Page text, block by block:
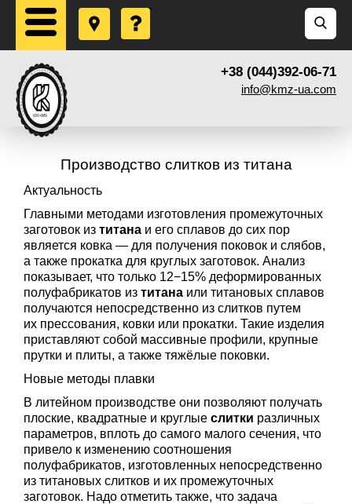
+38 (044)392-06-71
info@kmz-ua.com
Производство слитков из титана
Актуальность
Главными методами изготовления промежуточных
заготовок из титана и его сплавов до сих пор
является ковка — для получения поковок и слябов,
а также прокатка для круглых заготовок. Анализ
показывает, что только 12−15% деформированных
полуфабрикатов из титана или титановых сплавов
получаются непосредственно из слитков путем
их прессования, ковки или прокатки. Такие изделия
приставляют собой массивные профили, крупные
прутки и плиты, а также тяжёлые поковки.
Новые методы плавки
В литейном производстве они позволяют получать
плоские, квадратные и круглые слитки различных
параметров, вплоть до самого малого сечения, что
привело к изменению соотношения
полуфабрикатов, изготовленных непосредственно
из титановых слитков и их промежуточных
заготовок. Надо отметить также, что задача